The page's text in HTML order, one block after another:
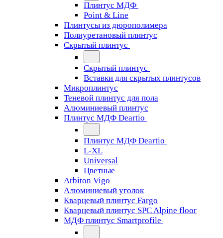
Плинтус МДФ
Point & Line
Плинтусы из дюрополимера
Полиуретановый плинтус
Скрытый плинтус
Скрытый плинтус
Вставки для скрытых плинтусов
Микроплинтус
Теневой плинтус для пола
Алюминиевый плинтус
Плинтус МДФ Deartio
Плинтус МДФ Deartio
L-XL
Universal
Цветные
Arbiton Vigo
Алюминиевый уголок
Кварцевый плинтус Fargo
Кварцевый плинтус SPC Alpine floor
МДФ плинтус Smartprofile